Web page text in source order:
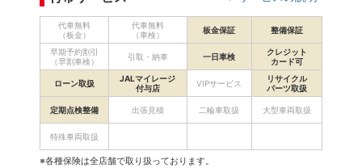
代車無料
（板金）
代車無料
（車検）
板金保証 整備保証
早期予約割引
（早割車検）
引取・納車 一日車検
クレジット
カード可
ローン取扱
JALマイレージ
付与店
VIPサービス
リサイクル
パーツ取扱
定期点検整備 出張見積 二輪車取扱 大型車両取扱
特殊車両取扱
※各種保険は全店舗で取り扱っております。